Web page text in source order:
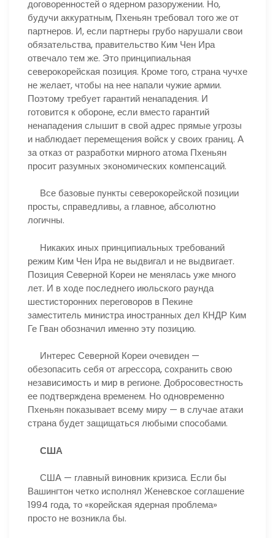
договоренностей о ядерном разоружении. Но,
будучи аккуратным, Пхеньян требовал того же от
партнеров. И, если партнеры грубо нарушали свои
обязательства, правительство Ким Чен Ира
отвечало тем же. Это принципиальная
северокорейская позиция. Кроме того, страна чучхе
не желает, чтобы на нее напали чужие армии.
Поэтому требует гарантий ненападения. И
готовится к обороне, если вместо гарантий
ненападения слышит в свой адрес прямые угрозы
и наблюдает перемещения войск у своих границ. А
за отказ от разработки мирного атома Пхеньян
просит разумных экономических компенсаций.
Все базовые пункты северокорейской позиции
просты, справедливы, а главное, абсолютно
логичны.
Никаких иных принципиальных требований
режим Ким Чен Ира не выдвигал и не выдвигает.
Позиция Северной Кореи не менялась уже много
лет. И в ходе последнего июльского раунда
шестисторонних переговоров в Пекине
заместитель министра иностранных дел КНДР Ким
Ге Гван обозначил именно эту позицию.
Интерес Северной Кореи очевиден —
обезопасить себя от агрессора, сохранить свою
независимость и мир в регионе. Добросовестность
ее подтверждена временем. Но одновременно
Пхеньян показывает всему миру — в случае атаки
страна будет защищаться любыми способами.
США
США — главный виновник кризиса. Если бы
Вашингтон четко исполнял Женевское соглашение
1994 года, то «корейская ядерная проблема»
просто не возникла бы.